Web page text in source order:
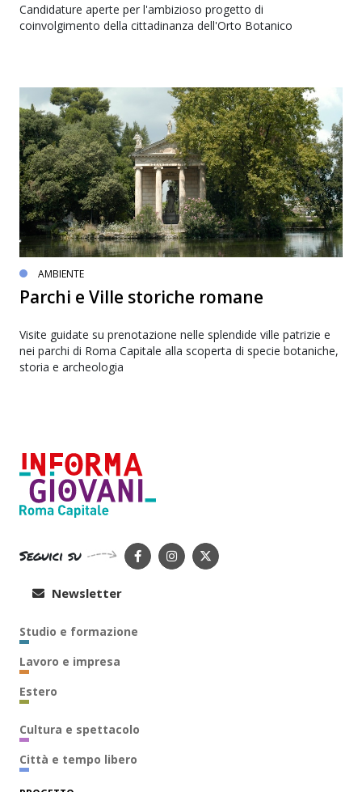
Candidature aperte per l'ambizioso progetto di
coinvolgimento della cittadinanza dell'Orto Botanico
AMBIENTE
Parchi e Ville storiche romane
Visite guidate su prenotazione nelle splendide ville patrizie e
nei parchi di Roma Capitale alla scoperta di specie botaniche,
storia e archeologia
Seguici su
Newsletter
Studio e formazione
Lavoro e impresa
Estero
Cultura e spettacolo
Città e tempo libero